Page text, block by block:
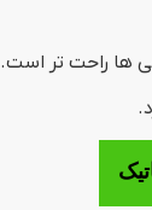
ها راحت تر است.